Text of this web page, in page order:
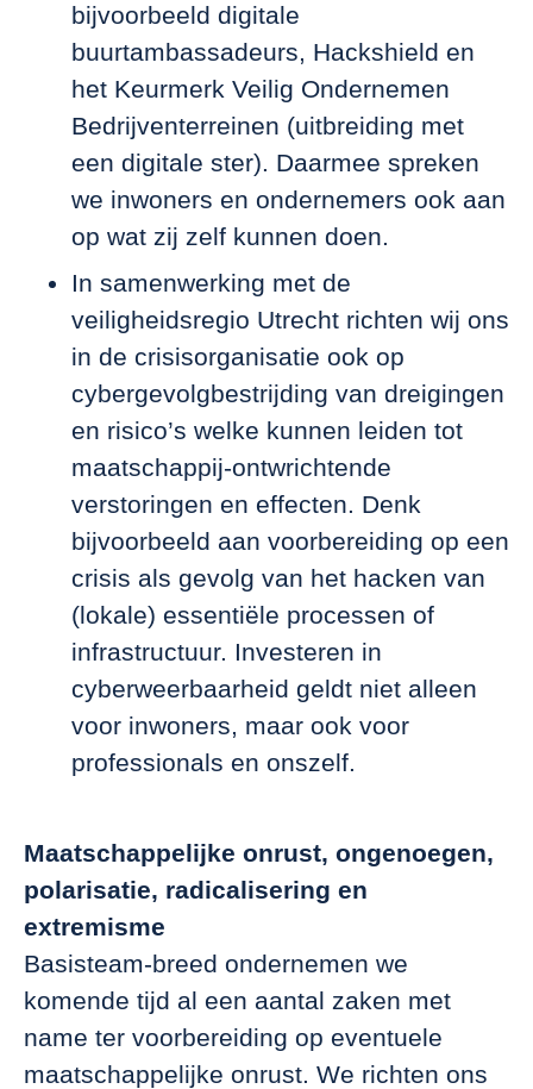
bijvoorbeeld digitale
buurtambassadeurs, Hackshield en
het Keurmerk Veilig Ondernemen
Bedrijventerreinen (uitbreiding met
een digitale ster). Daarmee spreken
we inwoners en ondernemers ook aan
op wat zij zelf kunnen doen.
In samenwerking met de
veiligheidsregio Utrecht richten wij ons
in de crisisorganisatie ook op
cybergevolgbestrijding van dreigingen
en risico’s welke kunnen leiden tot
maatschappij-ontwrichtende
verstoringen en effecten. Denk
bijvoorbeeld aan voorbereiding op een
crisis als gevolg van het hacken van
(lokale) essentiële processen of
infrastructuur. Investeren in
cyberweerbaarheid geldt niet alleen
voor inwoners, maar ook voor
professionals en onszelf.
Maatschappelijke onrust, ongenoegen,
polarisatie, radicalisering en
extremisme
Basisteam-breed ondernemen we
komende tijd al een aantal zaken met
name ter voorbereiding op eventuele
maatschappelijke onrust. We richten ons